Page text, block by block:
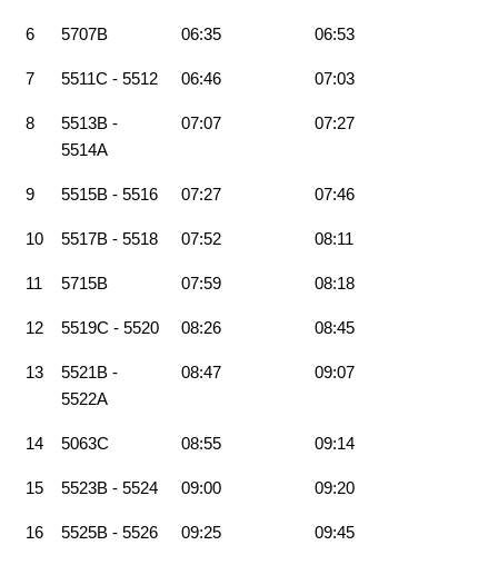
6 5707B 06:35 06:53
7 5511C - 5512 06:46 07:03
8
5513B -
5514A
07:07 07:27
9 5515B - 5516 07:27 07:46
10 5517B - 5518 07:52 08:11
11 5715B 07:59 08:18
12 5519C - 5520 08:26 08:45
13
5521B -
5522A
08:47 09:07
14 5063C 08:55 09:14
15 5523B - 5524 09:00 09:20
16 5525B - 5526 09:25 09:45